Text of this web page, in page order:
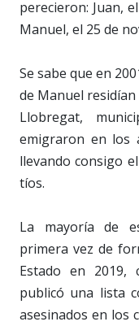
perecieron: Juan,
Manuel, el 25 de
Se sabe que en
de Manuel residían
Llobregat,
emigraron en los
llevando consigo
tíos.
La mayoría de
primera vez de
Estado en 2019,
publicó una lista
asesinados en los